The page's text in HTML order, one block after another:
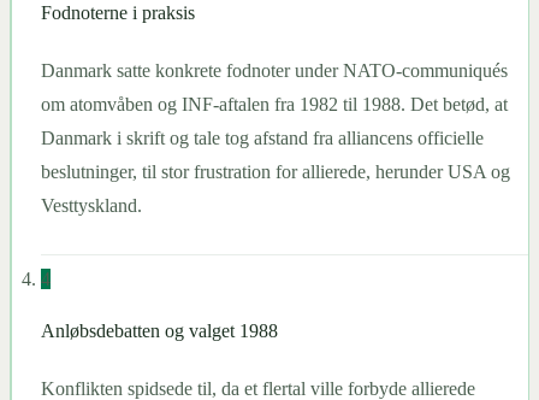
Fodnoterne i praksis
Danmark satte konkrete fodnoter under NATO-communiqués
om atomvåben og INF-aftalen fra 1982 til 1988. Det betød, at
Danmark i skrift og tale tog afstand fra alliancens officielle
beslutninger, til stor frustration for allierede, herunder USA og
Vesttyskland.
4
Anløbsdebatten og valget 1988
Konflikten spidsede til, da et flertal ville forbyde allierede